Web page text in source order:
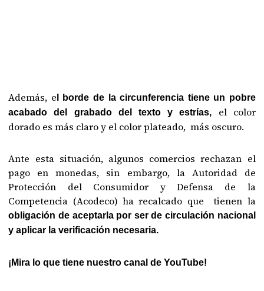
Además, e l borde de la circunferencia tiene un pobre
acabado del grabado del texto y estrías,
el color
dorado es más claro y el color plateado, más oscuro.
Ante esta situación, algunos comercios rechazan el
pago en monedas, sin embargo, la Autoridad de
Protección del Consumidor y Defensa de la
Competencia (Acodeco) ha recalcado que tienen la
obligación de aceptarla por ser de circulación nacional
y aplicar la verificación necesaria.
¡Mira lo que tiene nuestro canal de YouTube!